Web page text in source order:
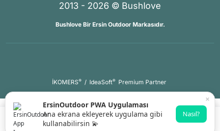
2013 - 2026 © Bushlove
Bushlove Bir Ersin Outdoor Markasıdır.
İKOMERS® / IdeaSoft® Premium Partner
×
ErsinOutdoor PWA Uygulaması
Ana ekrana ekleyerek uygulama gibi
kullanabilirsin 💫
Nasıl?